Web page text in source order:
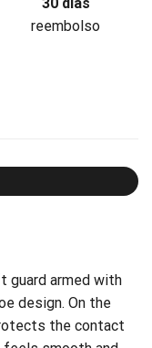
reembolso
guard armed with
design. On the
the contact